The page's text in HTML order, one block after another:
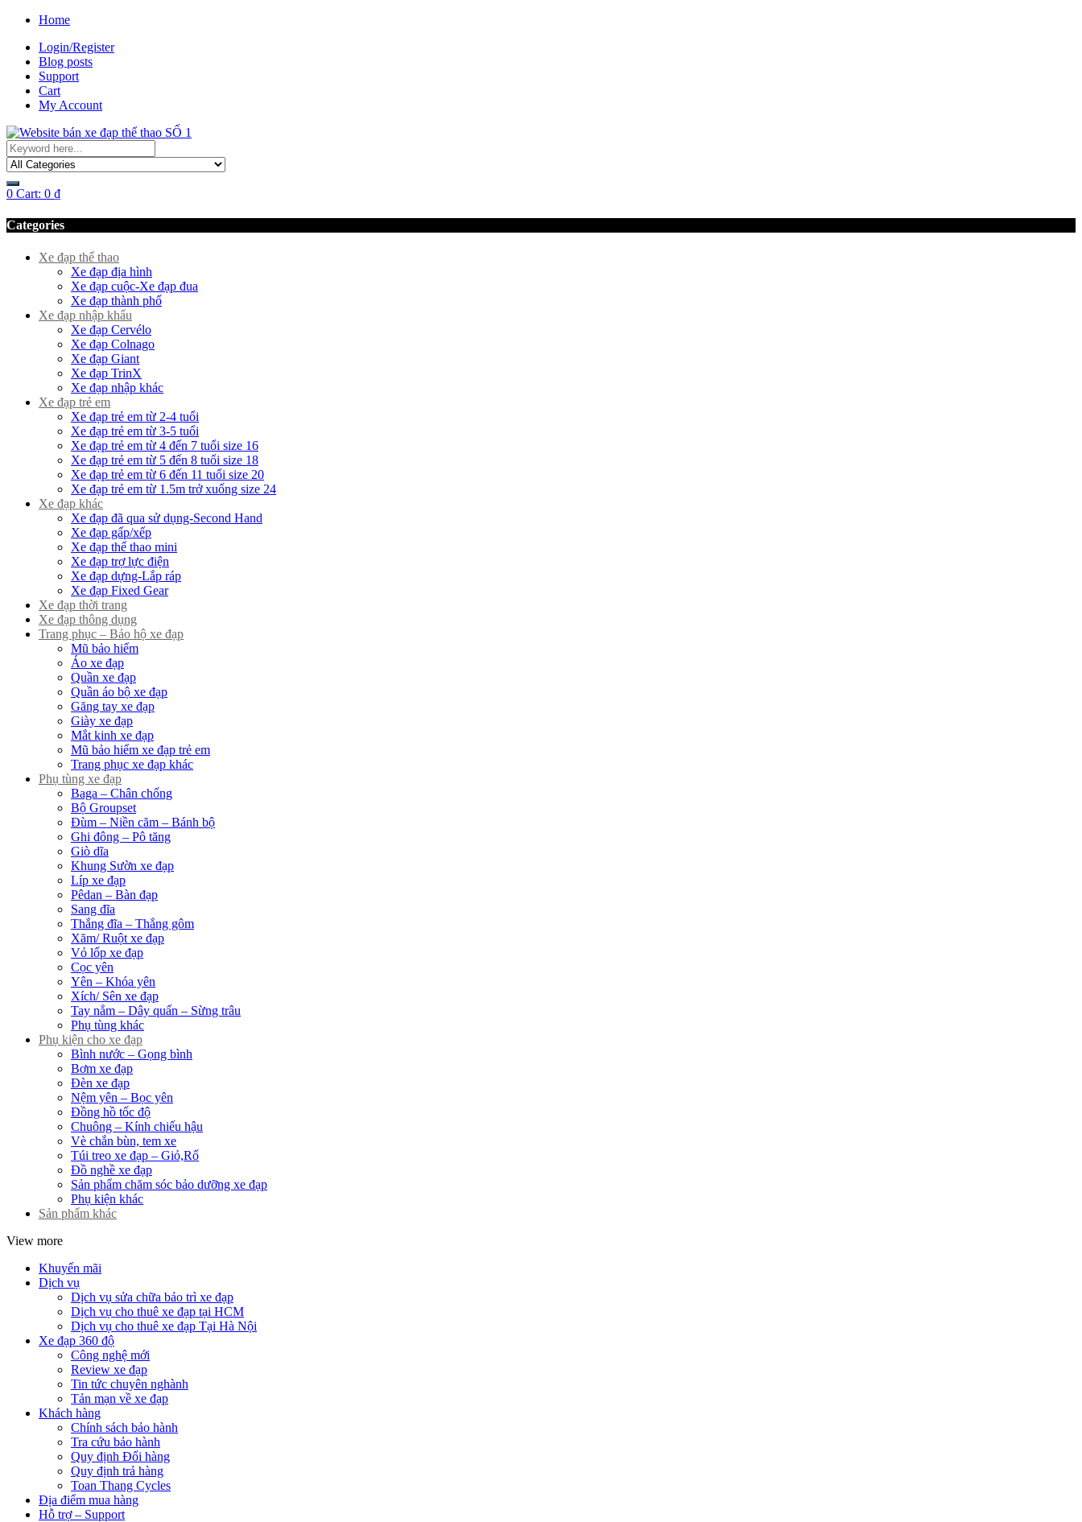
Home
Login/Register
Blog posts
Support
Cart
My Account
0 Cart: 0 ₫
Categories
Xe đạp thể thao
Xe đạp địa hình
Xe đạp cuộc-Xe đạp đua
Xe đạp thành phố
Xe đạp nhập khẩu
Xe đạp Cervélo
Xe đạp Colnago
Xe đạp Giant
Xe đạp TrinX
Xe đạp nhập khác
Xe đạp trẻ em
Xe đạp trẻ em từ 2-4 tuổi
Xe đạp trẻ em từ 3-5 tuổi
Xe đạp trẻ em từ 4 đến 7 tuổi size 16
Xe đạp trẻ em từ 5 đến 8 tuổi size 18
Xe đạp trẻ em từ 6 đến 11 tuổi size 20
Xe đạp trẻ em từ 1.5m trở xuống size 24
Xe đạp khác
Xe đạp đã qua sử dụng-Second Hand
Xe đạp gấp/xếp
Xe đạp thể thao mini
Xe đạp trợ lực điện
Xe đạp dựng-Lắp ráp
Xe đạp Fixed Gear
Xe đạp thời trang
Xe đạp thông dụng
Trang phục – Bảo hộ xe đạp
Mũ bảo hiểm
Áo xe đạp
Quần xe đạp
Quần áo bộ xe đạp
Găng tay xe đạp
Giày xe đạp
Mắt kinh xe đạp
Mũ bảo hiểm xe đạp trẻ em
Trang phục xe đạp khác
Phụ tùng xe đạp
Baga – Chân chống
Bộ Groupset
Đùm – Niền căm – Bánh bộ
Ghi đông – Pô tăng
Giò dĩa
Khung Sườn xe đạp
Líp xe đạp
Pêdan – Bàn đạp
Sang đĩa
Thắng đĩa – Thắng gôm
Xăm/ Ruột xe đạp
Vỏ lốp xe đạp
Cọc yên
Yên – Khóa yên
Xích/ Sên xe đạp
Tay nắm – Dây quấn – Sừng trâu
Phụ tùng khác
Phụ kiện cho xe đạp
Bình nước – Gọng bình
Bơm xe đạp
Đèn xe đạp
Nệm yên – Bọc yên
Đồng hồ tốc độ
Chuông – Kính chiếu hậu
Vè chắn bùn, tem xe
Túi treo xe đạp – Giỏ,Rổ
Đồ nghề xe đạp
Sản phẩm chăm sóc bảo dưỡng xe đạp
Phụ kiện khác
Sản phẩm khác
View more
Khuyến mãi
Dịch vụ
Dịch vụ sửa chữa bảo trì xe đạp
Dịch vụ cho thuê xe đạp tại HCM
Dịch vụ cho thuê xe đạp Tại Hà Nội
Xe đạp 360 độ
Công nghệ mới
Review xe đạp
Tin tức chuyên nghành
Tản mạn về xe đạp
Khách hàng
Chính sách bảo hành
Tra cứu bảo hành
Quy định Đổi hàng
Quy định trả hàng
Toan Thang Cycles
Địa điểm mua hàng
Hỗ trợ – Support